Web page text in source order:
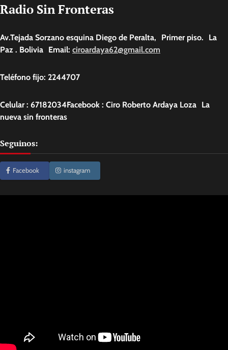
Radio Sin Fronteras
Av.Tejada Sorzano esquina Diego de Peralta, Primer piso. La
Paz . Bolivia Email: ciroardaya62@gmail.com
Teléfono fijo: 2244707
Celular : 67182034Facebook : Ciro Roberto Ardaya Loza La
nueva sin fronteras
Seguinos:
Facebook instagram